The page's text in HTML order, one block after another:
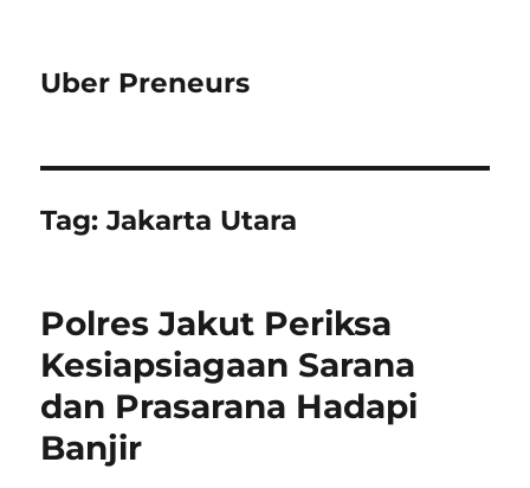
Uber Preneurs
Tag:Jakarta Utara
Polres Jakut Periksa
Kesiapsiagaan Sarana
dan Prasarana Hadapi
Banjir